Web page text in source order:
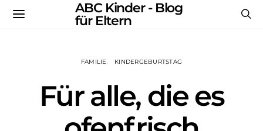
ABC Kinder - Blog
für Eltern
FAMILIE KINDERGEBURTSTAG
Für alle, die es